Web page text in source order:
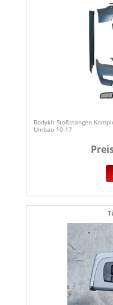
Bodykit Stoßstangen
Umbau 10-17